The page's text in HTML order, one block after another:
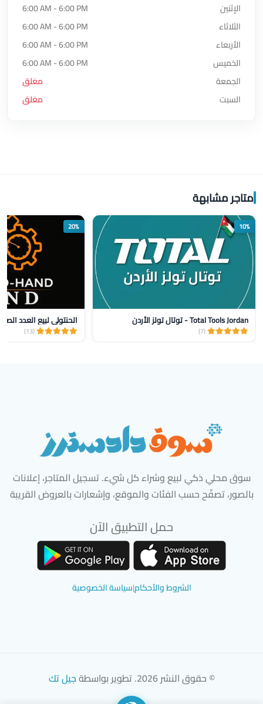
الإثنين
6:00 AM - 6:00 PM
الثلاثاء
6:00 AM - 6:00 PM
الأربعاء
6:00 AM - 6:00 PM
الخميس
6:00 AM - 6:00 PM
الجمعة
مغلق
السبت
مغلق
متاجر مشابهة
10%
Total Tools Jordan - توتال تولز الأردن
(7)
20%
الحنتولي لبيع العدد
(13)
سوق محلي ذكي لبيع وشراء كل شيء. تسجيل المتاجر، إعلانات
بالصور، تصفّح حسب الفئات والموقع، وإشعارات بالعروض القريبة
حمل التطبيق الآن
الشروط والأحكام|سياسة الخصوصية
© حقوق النشر 2026. تطوير بواسطة جيل تك